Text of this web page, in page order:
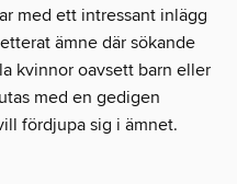
med ett intressant inlägg
ämne där sökande
kvinnor oavsett barn eller
med en gedigen
fördjupa sig i ämnet.